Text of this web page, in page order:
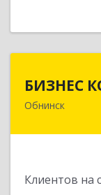
БИЗНЕС
Обнинск
Клиентов на
249032,